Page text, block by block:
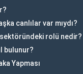
canlılar var mıydı?
rolü nedir?
bulunur?
Yapması